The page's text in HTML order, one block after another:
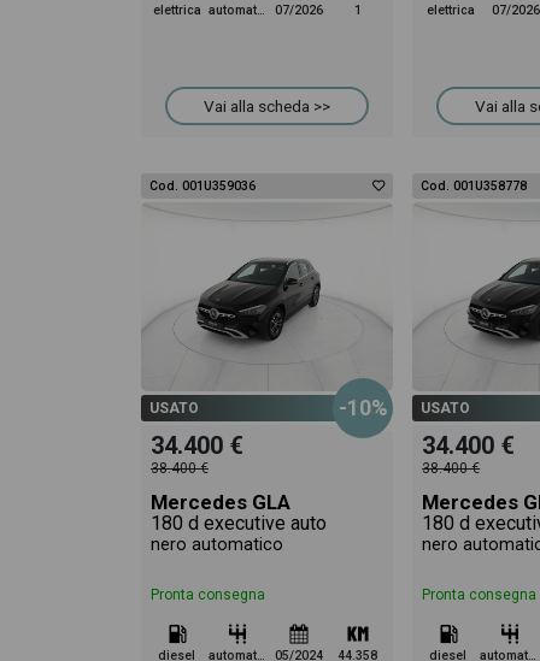
elettrica automatico 07/2026 1
Vai alla scheda >>
elettrica 07/2026
Vai alla
Cod. 001U359036
USATO -10%
34.400 €
38.400 €
Mercedes GLA
180 d executive auto
nero automatico
Pronta consegna
diesel automatico 05/2024 44.358
Cod. 001U358778
USATO
34.400 €
38.400 €
Mercedes
180 d
nero
Pronta consegna
diesel automatico